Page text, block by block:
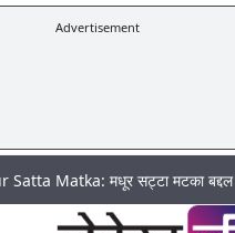
Advertisement
मधूर सट्टा मटका बद्दल काही गोष्टी